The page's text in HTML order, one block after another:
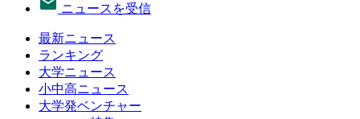
ニュースを受信
最新ニュース
ランキング
大学ニュース
小中高ニュース
大学発ベンチャー